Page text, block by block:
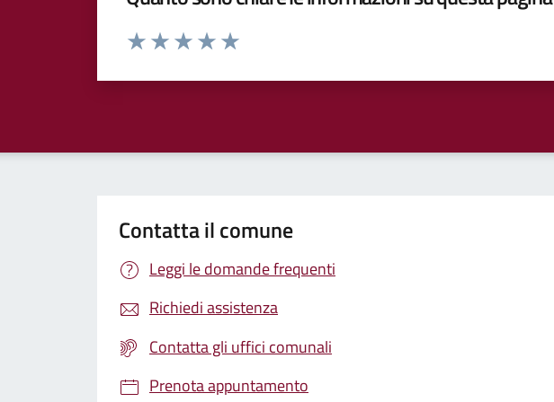
Valuta da 1 a 5 stelle la pagina
Contatta il comune
Leggi le domande frequenti
Richiedi assistenza
Contatta gli uffici comunali
Prenota appuntamento